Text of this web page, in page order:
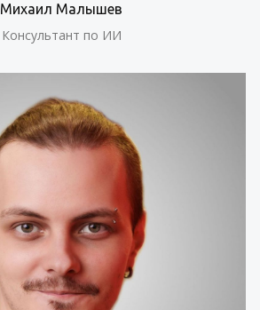
Михаил Малышев
Консультант по ИИ